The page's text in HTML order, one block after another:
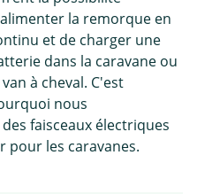
la remorque en
et de charger une
dans la caravane ou
van à cheval. C'est
nous
faisceaux électriques
pour les caravanes.